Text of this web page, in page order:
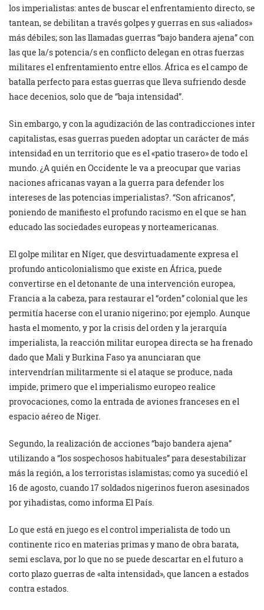
los imperialistas: antes de buscar el enfrentamiento directo, se
tantean, se debilitan a través golpes y guerras en sus «aliados»
más débiles; son las llamadas guerras “bajo bandera ajena” con
las que la/s potencia/s en conflicto delegan en otras fuerzas
militares el enfrentamiento entre ellos. África es el campo de
batalla perfecto para estas guerras que lleva sufriendo desde
hace decenios, solo que de “baja intensidad”.
Sin embargo, y con la agudización de las contradicciones inter
capitalistas, esas guerras pueden adoptar un carácter de más
intensidad en un territorio que es el «patio trasero» de todo el
mundo. ¿A quién en Occidente le va a preocupar que varias
naciones africanas vayan a la guerra para defender los
intereses de las potencias imperialistas?. “Son africanos”,
poniendo de manifiesto el profundo racismo en el que se han
educado las sociedades europeas y norteamericanas.
El golpe militar en Níger, que desvirtuadamente expresa el
profundo anticolonialismo que existe en África, puede
convertirse en el detonante de una intervención europea,
Francia a la cabeza, para restaurar el “orden” colonial que les
permitía hacerse con el uranio nigerino; por ejemplo. Aunque
hasta el momento, y por la crisis del orden y la jerarquía
imperialista, la reacción militar europea directa se ha frenado
dado que Mali y Burkina Faso ya anunciaran que
intervendrían militarmente si el ataque se produce, nada
impide, primero que el imperialismo europeo realice
provocaciones, como la entrada de aviones franceses en el
espacio aéreo de Niger.
Segundo, la realización de acciones “bajo bandera ajena”
utilizando a “los sospechosos habituales” para desestabilizar
más la región, a los terroristas islamistas; como ya sucedió el
16 de agosto, cuando 17 soldados nigerinos fueron asesinados
por yihadistas, como informa El País.
Lo que está en juego es el control imperialista de todo un
continente rico en materias primas y mano de obra barata,
semi esclava, por lo que no se puede descartar en el futuro a
corto plazo guerras de «alta intensidad», que lancen a estados
contra estados.